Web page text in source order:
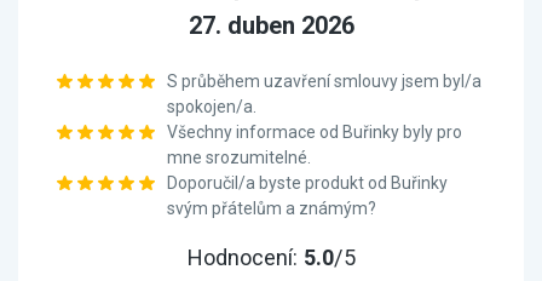
27. duben 2026
S průběhem uzavření smlouvy jsem byl/a
spokojen/a.
Všechny informace od Buřinky byly pro
mne srozumitelné.
Doporučil/a byste produkt od Buřinky
svým přátelům a známým?
Hodnocení: 5.0/5